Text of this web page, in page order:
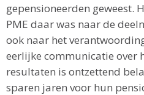
gepensioneerden geweest.
PME daar was naar de
ook naar het
eerlijke communicatie over
resultaten is ontzettend
sparen jaren voor hun